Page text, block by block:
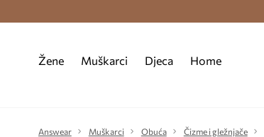
Žene Muškarci Djeca Home
Answear Muškarci Obuća Čizme i gležnjače